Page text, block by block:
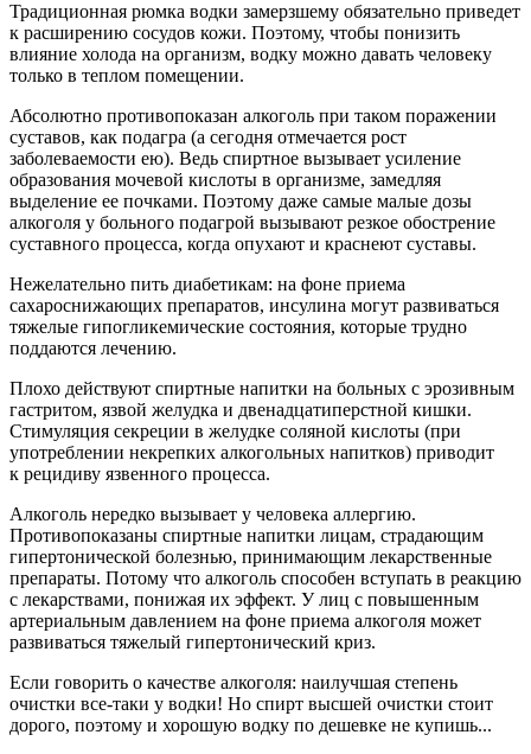
Традиционная рюмка водки замерзшему обязательно приведет
к расширению сосудов кожи. Поэтому, чтобы понизить
влияние холода на организм, водку можно давать человеку
только в теплом помещении.
Абсолютно противопоказан алкоголь при таком поражении
суставов, как подагра (а сегодня отмечается рост
заболеваемости ею). Ведь спиртное вызывает усиление
образования мочевой кислоты в организме, замедляя
выделение ее почками. Поэтому даже самые малые дозы
алкоголя у больного подагрой вызывают резкое обострение
суставного процесса, когда опухают и краснеют суставы.
Нежелательно пить диабетикам: на фоне приема
сахароснижающих препаратов, инсулина могут развиваться
тяжелые гипогликемические состояния, которые трудно
поддаются лечению.
Плохо действуют спиртные напитки на больных с эрозивным
гастритом, язвой желудка и двенадцатиперстной кишки.
Стимуляция секреции в желудке соляной кислоты (при
употреблении некрепких алкогольных напитков) приводит
к рецидиву язвенного процесса.
Алкоголь нередко вызывает у человека аллергию.
Противопоказаны спиртные напитки лицам, страдающим
гипертонической болезнью, принимающим лекарственные
препараты. Потому что алкоголь способен вступать в реакцию
с лекарствами, понижая их эффект. У лиц с повышенным
артериальным давлением на фоне приема алкоголя может
развиваться тяжелый гипертонический криз.
Если говорить о качестве алкоголя: наилучшая степень
очистки все-таки у водки! Но спирт высшей очистки стоит
дорого, поэтому и хорошую водку по дешевке не купишь...